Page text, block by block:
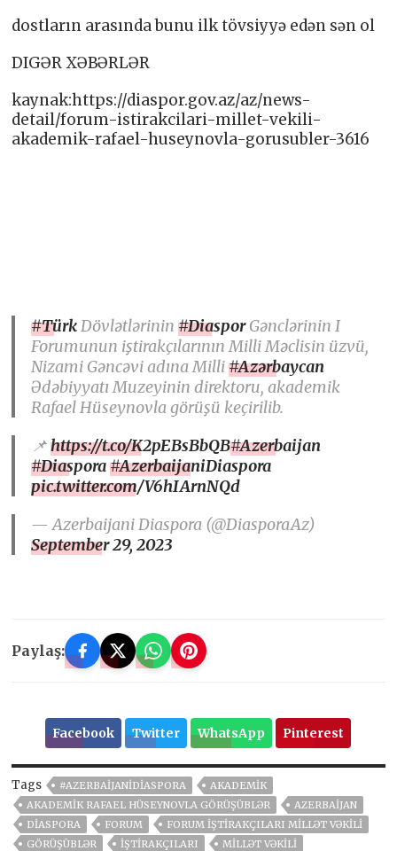
dostların arasında bunu ilk tövsiyyə edən sən ol
DIGƏR XƏBƏRLƏR
kaynak:https://diaspor.gov.az/az/news-
detail/forum-istirakcilari-millet-vekili-
akademik-rafael-huseynovla-gorusubler-3616
#TürkDövlətlərinin#DiasporGənclərinin I
Forumunun iştirakçılarının Milli Məclisin üzvü,
Nizami Gəncəvi adına Milli#Azərbaycan
Ədəbiyyatı Muzeyinin direktoru, akademik
Rafael Hüseynovla görüşü keçirilib.
📌https://t.co/K2pEBsBbQB#Azerbaijan
#Diaspora#AzerbaijaniDiaspora
pic.twitter.com/V6hIArnNQd
— Azerbaijani Diaspora (@DiasporaAz)
September 29, 2023
Paylaş:
Facebook Twitter WhatsApp Pinterest
Tags #AZERBAIJANIDIASPORA
AKADEMIK
AKADEMIK RAFAEL HÜSEYNOVLA GÖRÜŞÜBLƏR
AZERBAIJAN
DIASPORA
FORUM
FORUM IŞTIRAKÇILARI MILLƏT VƏKILI
GÖRÜŞÜBLƏR
IŞTIRAKÇILARI
MILLƏT VƏKILI